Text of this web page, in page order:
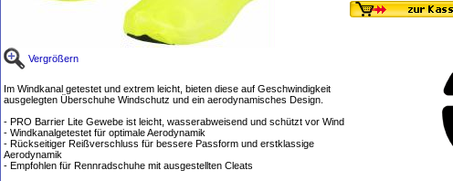
Vergrößern
Im Windkanal getestet und extrem leicht, bieten diese auf Geschwindigkeit
ausgelegten Überschuhe Windschutz und ein aerodynamisches Design.
- PRO Barrier Lite Gewebe ist leicht, wasserabweisend und schützt vor Wind
- Windkanalgetestet für optimale Aerodynamik
- Rückseitiger Reißverschluss für bessere Passform und erstklassige
Aerodynamik
- Empfohlen für Rennradschuhe mit ausgestellten Cleats